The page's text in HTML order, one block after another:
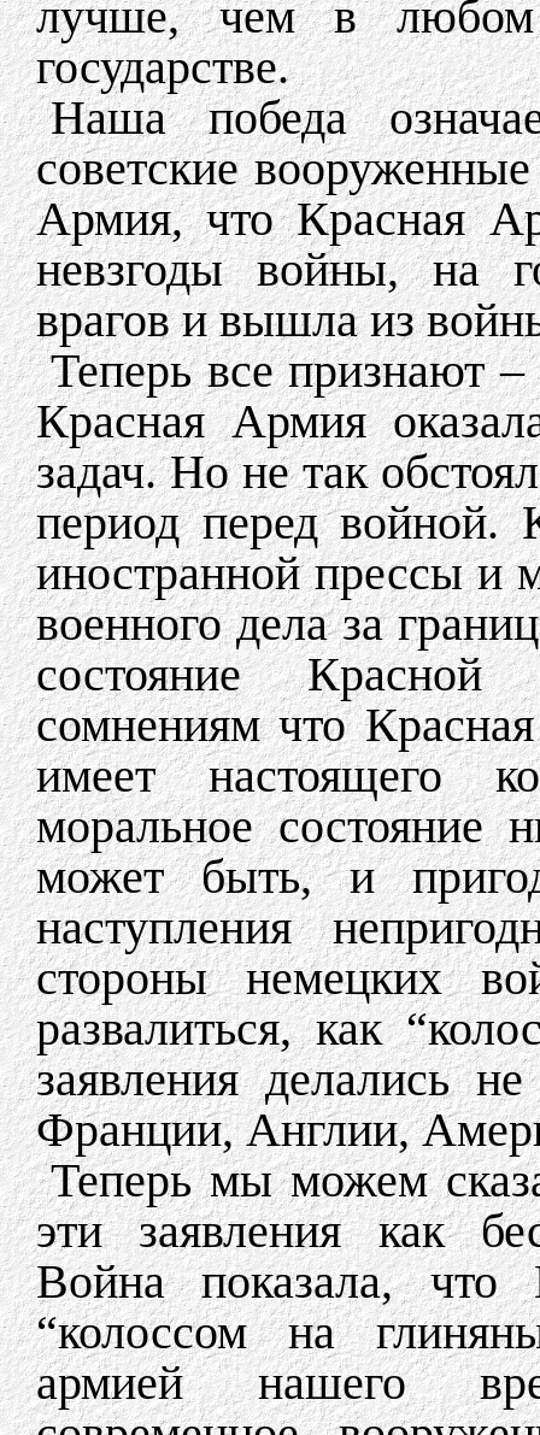
лучше, чем в любом
государстве.
Наша победа
советские
Армия, что Красная
невзгоды войны, на
врагов и вышла из
Теперь все признают
Красная Армия
задач. Но не так
период перед войной.
иностранной прессы и
военного дела за
состояние
сомнениям что
имеет настоящего
моральное состояние
может быть, и
наступления
стороны немецких
развалиться, как
заявления делались
Франции, Англии,
Теперь мы можем
эти заявления как
Война показала, что
“колоссом на
армией нашего